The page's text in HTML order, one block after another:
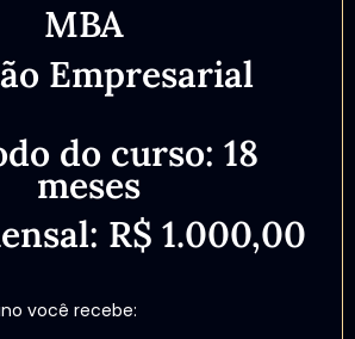
MBA
Empresarial
do curso: 18
meses
R$ 1.000,00
você recebe: